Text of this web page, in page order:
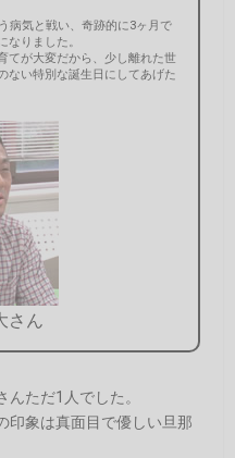
病気と戦い、奇跡的に3ヶ月で
なりました。
てが大変だから、少し離れた世
ない特別な誕生日にしてあげた
さん
ただ1人でした。
印象は真面目で優しい旦那